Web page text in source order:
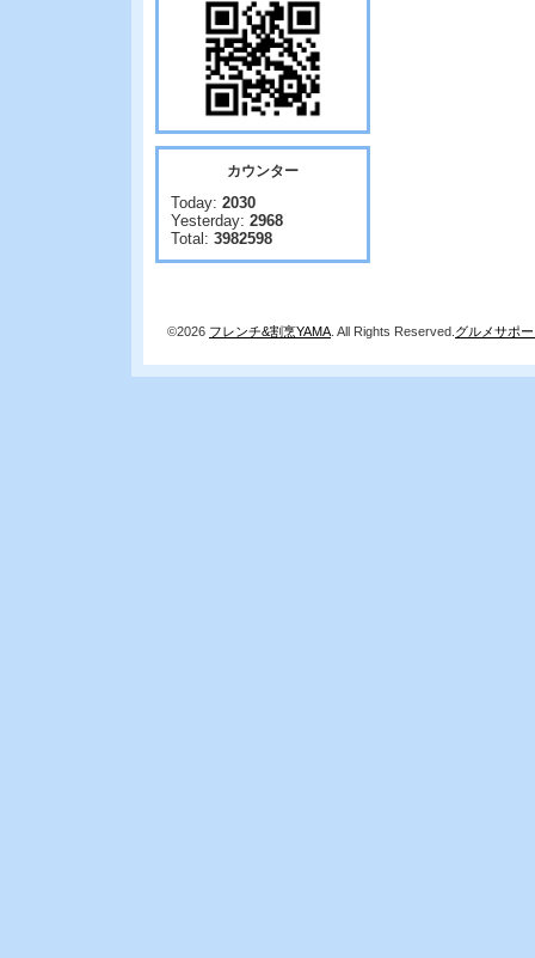
カウンター
Today: 2030
Yesterday: 2968
Total: 3982598
©2026 フレンチ&割烹YAMA . All Rights Reserved. グルメサポ